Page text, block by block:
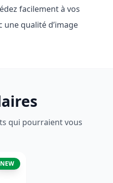
facilement à vos
qualité d’image
qui pourraient vous
NEW